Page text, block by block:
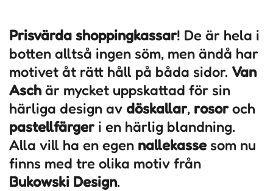
Prisvärda shoppingkassar! De är hela i
botten alltså ingen söm, men ändå har
motivet åt rätt håll på båda sidor. Van
Asch är mycket uppskattad för sin
härliga design av döskallar, rosoroch
pastellfärgeri en härlig blandning.
Alla vill ha en egen nallekasse som nu
finns med tre olika motiv från
Bukowski Design.